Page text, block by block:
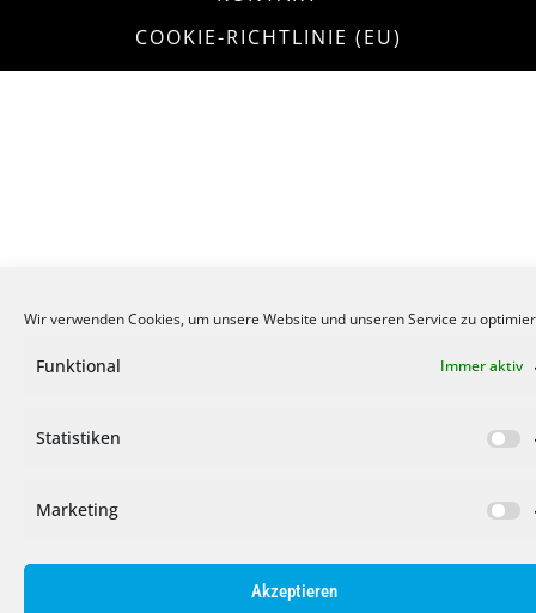
Wir verwenden Cookies, um unsere Website und unseren Service zu
Funktional Immer aktiv
Statistiken
Marketing
Akzeptieren
COOKIE-RICHTLINIE (EU)